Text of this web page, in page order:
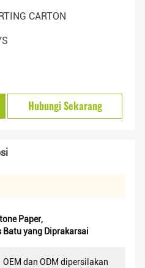
CARTON
Hubungi Sekarang
Paper,
Batu yang Diprakarsai
OEM dan ODM dipersilakan